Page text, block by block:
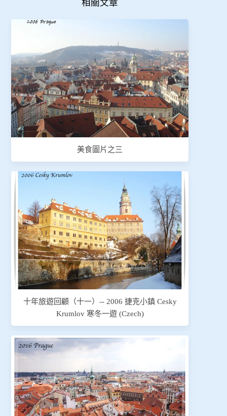
相關文章
美食圖片之三
十年旅遊回顧（十一）-- 2006 捷克小鎮 Cesky
Krumlov 寒冬一遊 (Czech)